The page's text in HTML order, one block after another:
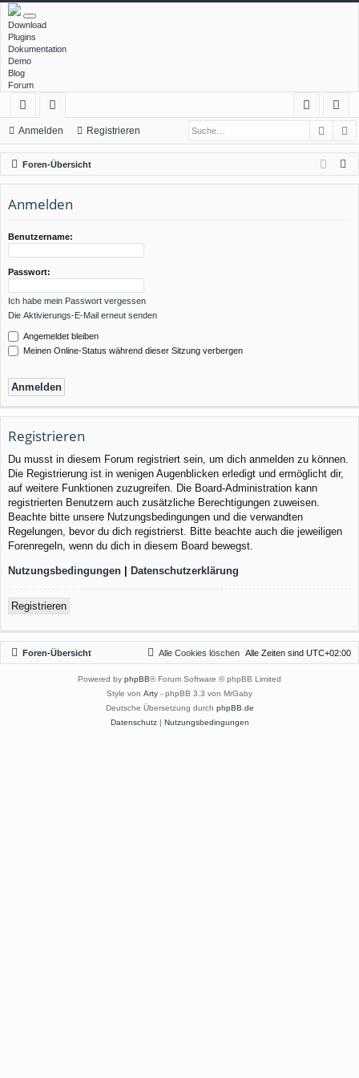
Download
Plugins
Dokumentation
Demo
Blog
Forum
ch
ne
llz
ug
f
or
en
m
el
ist
rie
Anmelden Registrieren
Foren-Übersicht
Anmelden
Benutzername:
Passwort:
Ich habe mein Passwort vergessen
Die Aktivierungs-E-Mail erneut senden
Angemeldet bleiben
Meinen Online-Status während dieser Sitzung verbergen
Registrieren
Du musst in diesem Forum registriert sein, um dich anmelden zu können.
Die Registrierung ist in wenigen Augenblicken erledigt und ermöglicht dir,
auf weitere Funktionen zuzugreifen. Die Board-Administration kann
registrierten Benutzern auch zusätzliche Berechtigungen zuweisen.
Beachte bitte unsere Nutzungsbedingungen und die verwandten
Regelungen, bevor du dich registrierst. Bitte beachte auch die jeweiligen
Forenregeln, wenn du dich in diesem Board bewegst.
Nutzungsbedingungen | Datenschutzerklärung
Registrieren
Foren-Übersicht Alle Zeiten sind UTC+02:00
Alle Cookies löschen
Powered by phpBB® Forum Software © phpBB Limited
Style von Arty - phpBB 3.3 von MrGaby
Deutsche Übersetzung durch phpBB.de
Datenschutz| Nutzungsbedingungen